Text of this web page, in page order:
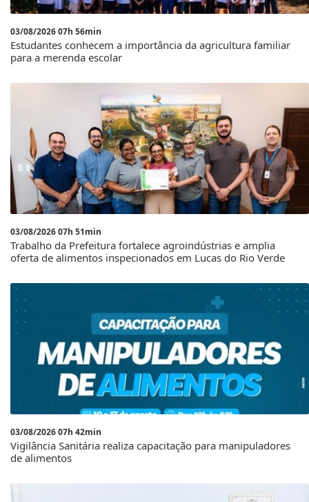
03/08/2026 07h 56min
Estudantes conhecem a importância da agricultura familiar
para a merenda escolar
03/08/2026 07h 51min
Trabalho da Prefeitura fortalece agroindústrias e amplia
oferta de alimentos inspecionados em Lucas do Rio Verde
03/08/2026 07h 42min
Vigilância Sanitária realiza capacitação para manipuladores
de alimentos